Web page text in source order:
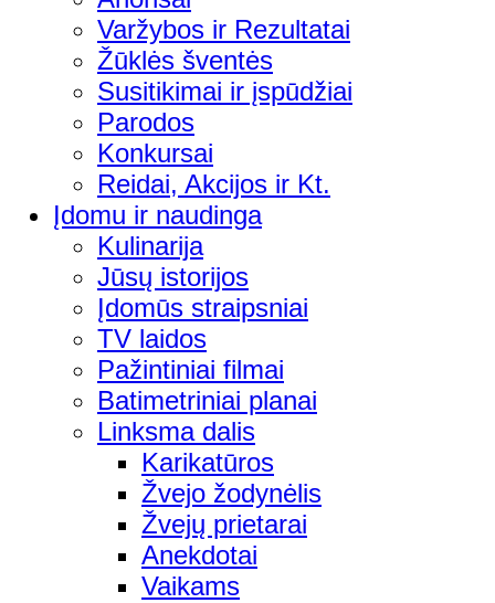
Varžybos ir Rezultatai
Žūklės šventės
Susitikimai ir įspūdžiai
Parodos
Konkursai
Reidai, Akcijos ir Kt.
Įdomu ir naudinga
Kulinarija
Jūsų istorijos
Įdomūs straipsniai
TV laidos
Pažintiniai filmai
Batimetriniai planai
Linksma dalis
Karikatūros
Žvejo žodynėlis
Žvejų prietarai
Anekdotai
Vaikams